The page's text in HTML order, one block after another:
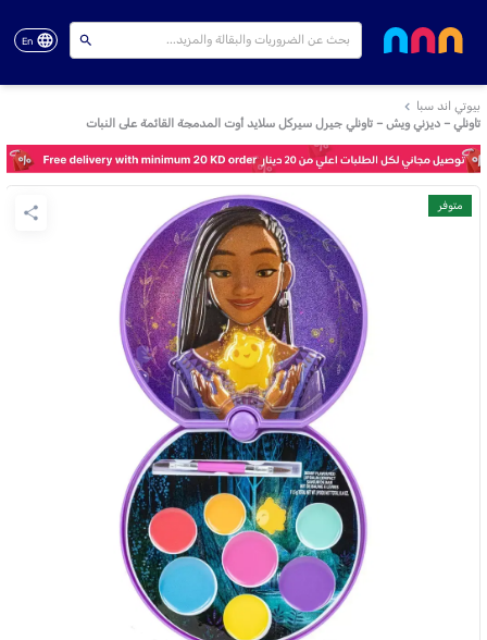
En
بيوتي اند سبا
تاونلي – ديزني ويش – تاونلي جيرل سيركل سلايد أوت المدمجة القائمة على النبات
متوفر